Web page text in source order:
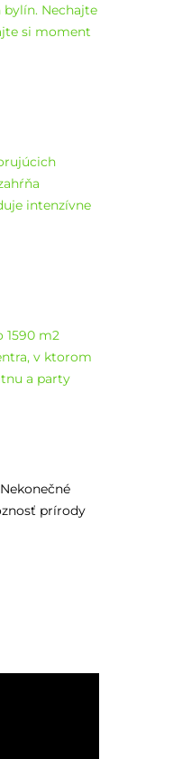
Nechajte
si moment
intenzívne
1590 m2
v ktorom
a party
prírody